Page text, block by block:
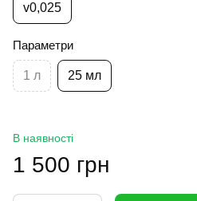
v0,025
Параметри
1 л 25 мл
В наявності
1 500 грн